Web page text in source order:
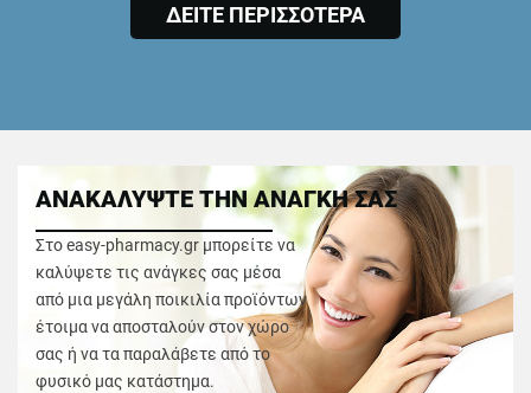
ΔΕΙΤΕ ΠΕΡΙΣΣΟΤΕΡΑ
ΑΝΑΚΑΛΥΨΤΕ ΤΗΝ ΑΝΑΓΚΗ ΣΑΣ
Στο easy-pharmacy.gr μπορείτε να
καλύψετε τις ανάγκες σας μέσα
από μια μεγάλη ποικιλία προϊόντων
έτοιμα να αποσταλούν στον χώρο
σας ή να τα παραλάβετε από το
φυσικό μας κατάστημα.